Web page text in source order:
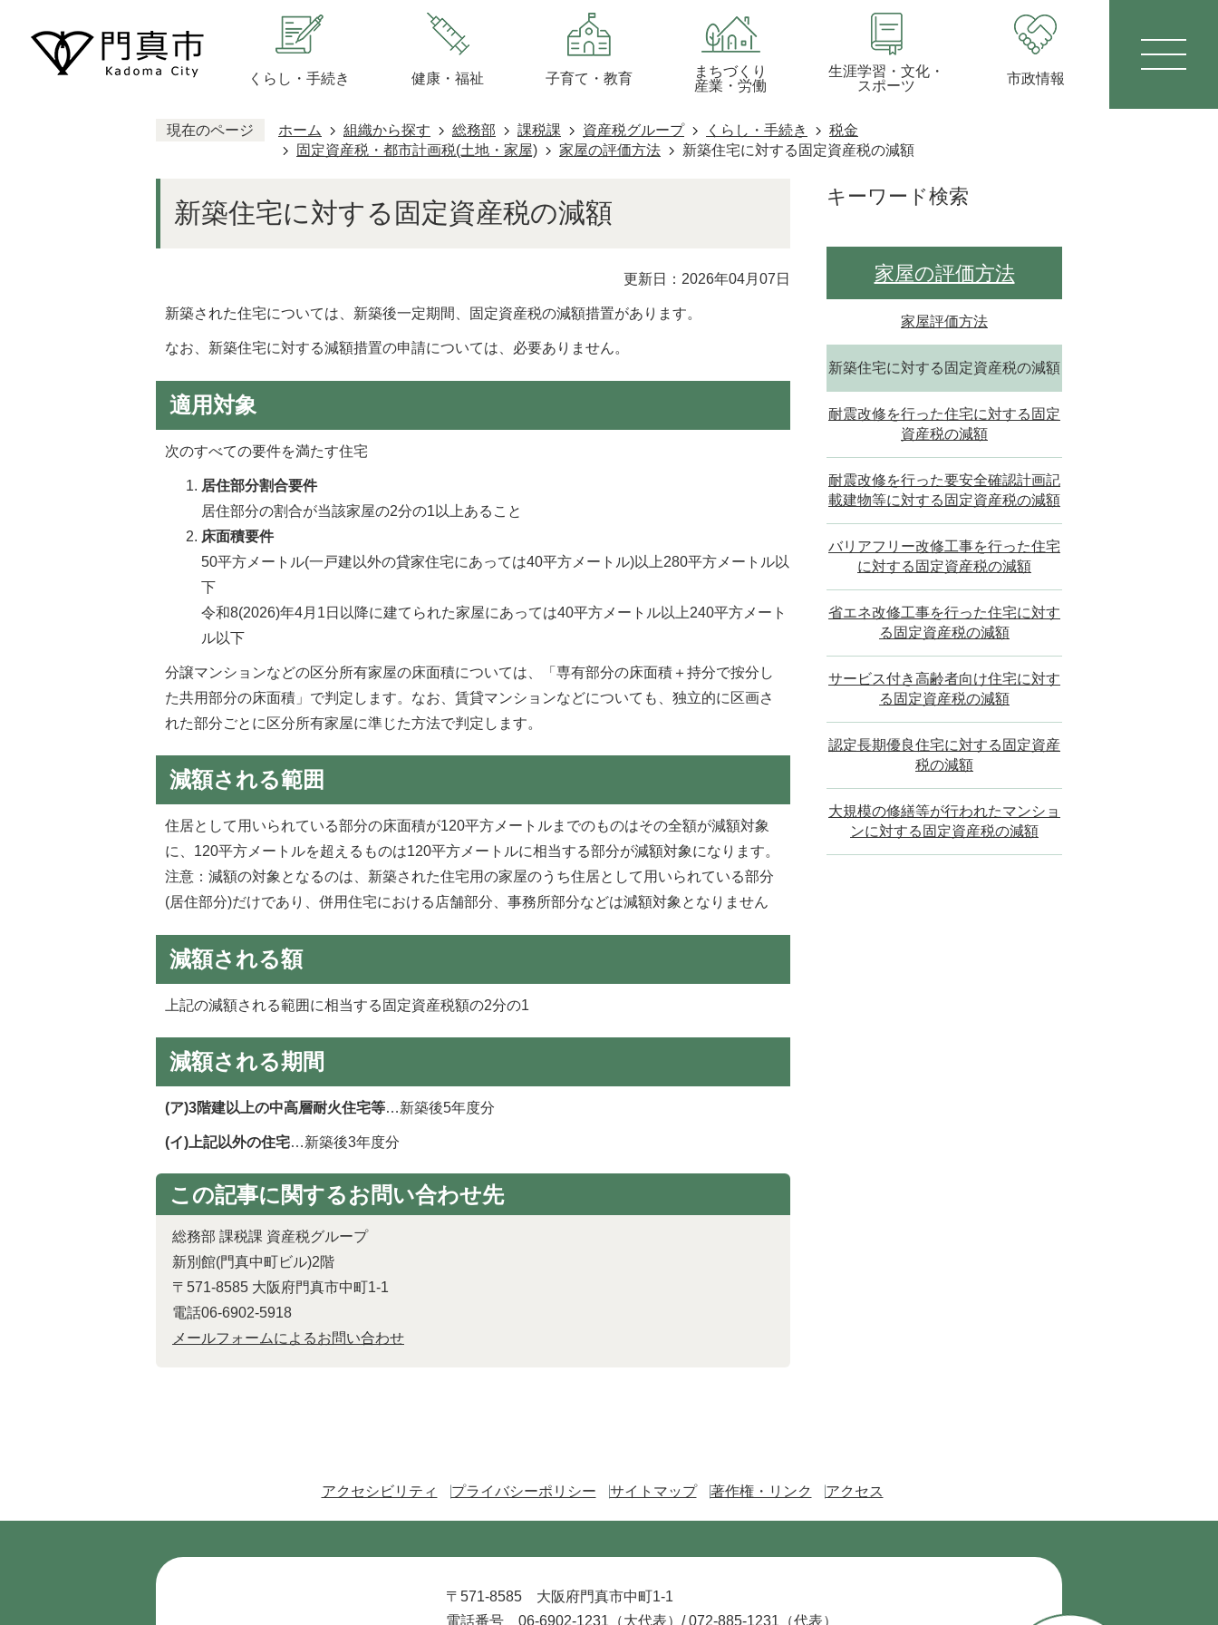
くらし・手続き 健康・福祉 子育て・教育
まちづくり
産業・労働
生涯学習・文化・
スポーツ
市政情報
現在のページ ホーム 組織から探す 総務部 課税課 資産税グループ くらし・手続き
税金
固定資産税・都市計画税(土地・家屋)
家屋の評価方法 新築住宅に対する固定資産税の減額
新築住宅に対する固定資産税の減額
更新日：2026年04月07日
新築された住宅については、新築後一定期間、固定資産税の減額措置があります。
なお、新築住宅に対する減額措置の申請については、必要ありません。
適用対象
次のすべての要件を満たす住宅
居住部分割合要件
居住部分の割合が当該家屋の2分の1以上あること
床面積要件
50平方メートル(一戸建以外の貸家住宅にあっては40平方メートル)以上280平方メートル以
下
令和8(2026)年4月1日以降に建てられた家屋にあっては40平方メートル以上240平方メート
ル以下
分譲マンションなどの区分所有家屋の床面積については、「専有部分の床面積＋持分で按分し
た共用部分の床面積」で判定します。なお、賃貸マンションなどについても、独立的に区画さ
れた部分ごとに区分所有家屋に準じた方法で判定します。
減額される範囲
住居として用いられている部分の床面積が120平方メートルまでのものはその全額が減額対象
に、120平方メートルを超えるものは120平方メートルに相当する部分が減額対象になります。
注意：減額の対象となるのは、新築された住宅用の家屋のうち住居として用いられている部分
(居住部分)だけであり、併用住宅における店舗部分、事務所部分などは減額対象となりません
減額される額
上記の減額される範囲に相当する固定資産税額の2分の1
減額される期間
(ア)3階建以上の中高層耐火住宅等…新築後5年度分
(イ) 上記以外の住宅…新築後3年度分
この記事に関するお問い合わせ先
総務部 課税課 資産税グループ
新別館(門真中町ビル)2階
〒571-8585 大阪府門真市中町1-1
電話06-6902-5918
メールフォームによるお問い合わせ
キーワード検索
家屋の評価方法
家屋評価方法
新築住宅に対する固定資産税の減額
耐震改修を行った住宅に対する固定
資産税の減額
耐震改修を行った要安全確認計画記
載建物等に対する固定資産税の減額
バリアフリー改修工事を行った住宅
に対する固定資産税の減額
省エネ改修工事を行った住宅に対す
る固定資産税の減額
サービス付き高齢者向け住宅に対す
る固定資産税の減額
認定長期優良住宅に対する固定資産
税の減額
大規模の修繕等が行われたマンショ
ンに対する固定資産税の減額
アクセシビリティ プライバシーポリシー サイトマップ 著作権・リンク アクセス
〒571-8585 大阪府門真市中町1-1
電話番号 06-6902-1231（大代表）/072-885-1231（代表）